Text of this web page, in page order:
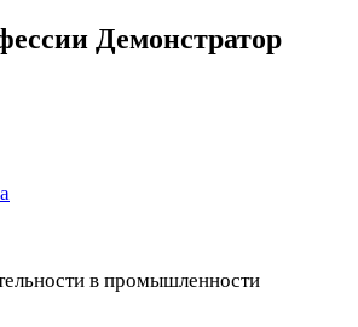
Демонстратор
в промышленности